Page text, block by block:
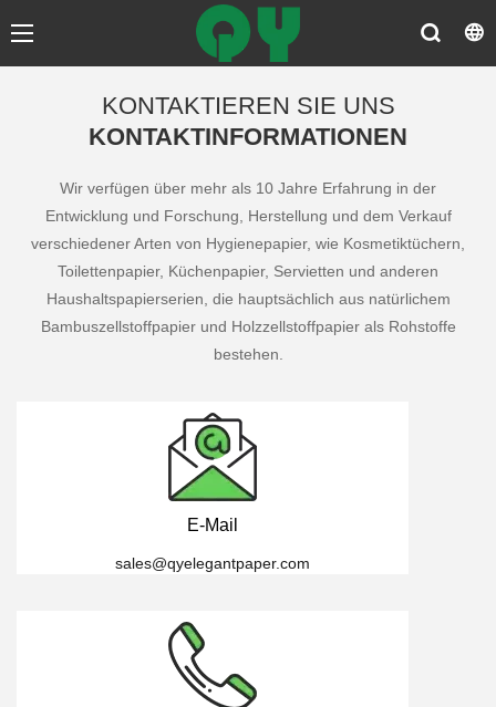
KONTAKTIEREN SIE UNS
KONTAKTINFORMATIONEN
Wir verfügen über mehr als 10 Jahre Erfahrung in der
Entwicklung und Forschung, Herstellung und dem Verkauf
verschiedener Arten von Hygienepapier, wie Kosmetiktüchern,
Toilettenpapier, Küchenpapier, Servietten und anderen
Haushaltspapierserien, die hauptsächlich aus natürlichem
Bambuszellstoffpapier und Holzzellstoffpapier als Rohstoffe
bestehen.
E-Mail
sales@qyelegantpaper.com